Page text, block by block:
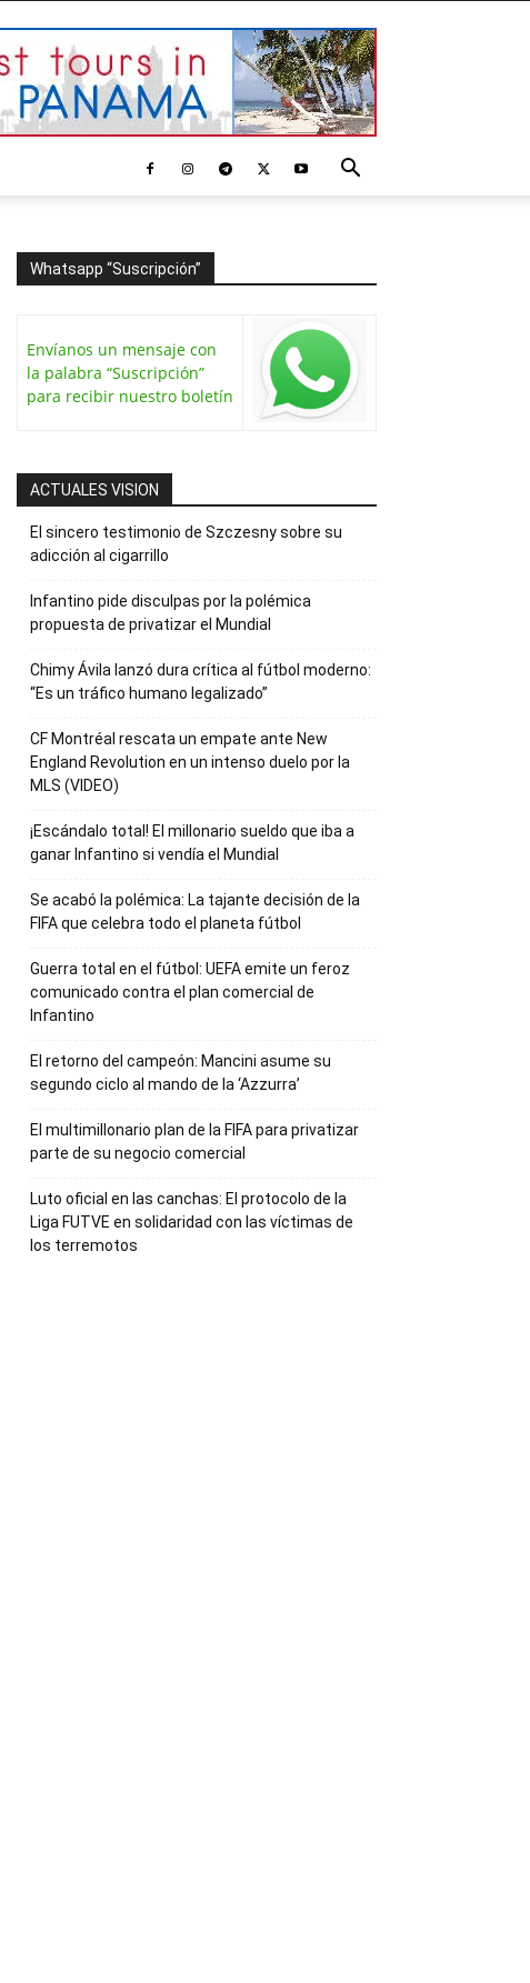
Whatsapp “Suscripción”
Envíanos un mensaje con
la palabra “Suscripción”
para recibir nuestro boletín
ACTUALES VISION
El sincero testimonio de Szczesny sobre su
adicción al cigarrillo
Infantino pide disculpas por la polémica
propuesta de privatizar el Mundial
Chimy Ávila lanzó dura crítica al fútbol moderno:
“Es un tráfico humano legalizado”
CF Montréal rescata un empate ante New
England Revolution en un intenso duelo por la
MLS (VIDEO)
¡Escándalo total! El millonario sueldo que iba a
ganar Infantino si vendía el Mundial
Se acabó la polémica: La tajante decisión de la
FIFA que celebra todo el planeta fútbol
Guerra total en el fútbol: UEFA emite un feroz
comunicado contra el plan comercial de
Infantino
El retorno del campeón: Mancini asume su
segundo ciclo al mando de la ‘Azzurra’
El multimillonario plan de la FIFA para privatizar
parte de su negocio comercial
Luto oficial en las canchas: El protocolo de la
Liga FUTVE en solidaridad con las víctimas de
los terremotos